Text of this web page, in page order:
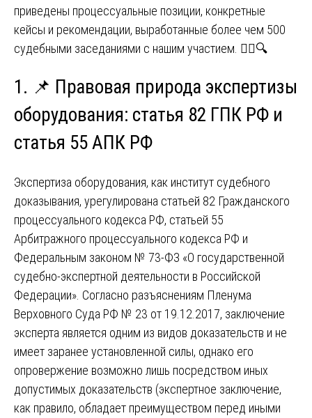
приведены процессуальные позиции, конкретные
кейсы и рекомендации, выработанные более чем 500
судебными заседаниями с нашим участием. 🧑‍⚖️🔍
1. 📌 Правовая природа экспертизы
оборудования: статья 82 ГПК РФ и
статья 55 АПК РФ
Экспертиза оборудования, как институт судебного
доказывания, урегулирована статьей 82 Гражданского
процессуального кодекса РФ, статьей 55
Арбитражного процессуального кодекса РФ и
Федеральным законом № 73-ФЗ «О государственной
судебно-экспертной деятельности в Российской
Федерации». Согласно разъяснениям Пленума
Верховного Суда РФ № 23 от 19.12.2017, заключение
эксперта является одним из видов доказательств и не
имеет заранее установленной силы, однако его
опровержение возможно лишь посредством иных
допустимых доказательств (экспертное заключение,
как правило, обладает преимуществом перед иными